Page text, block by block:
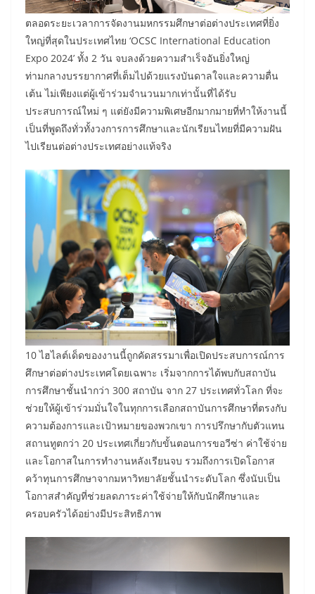
ตลอดระยะเวลาการจัดงานมหกรรมศึกษาต่อต่างประเทศที่ยิ่ง
ใหญ่ที่สุดในประเทศไทย ‘OCSC International Education
Expo 2024’ ทั้ง 2 วัน จบลงด้วยความสำเร็จอันยิ่งใหญ่
ท่ามกลางบรรยากาศที่เต็มไปด้วยแรงบันดาลใจและความตื่น
เต้น ไม่เพียงแต่ผู้เข้าร่วมจำนวนมากเท่านั้นที่ได้รับ
ประสบการณ์ใหม่ ๆ แต่ยังมีความพิเศษอีกมากมายที่ทำให้งานนี้
เป็นที่พูดถึงทั่วทั้งวงการการศึกษาและนักเรียนไทยที่มีความฝัน
ไปเรียนต่อต่างประเทศอย่างแท้จริง
10 ไฮไลต์เด็ดของงานนี้ถูกคัดสรรมาเพื่อเปิดประสบการณ์การ
ศึกษาต่อต่างประเทศโดยเฉพาะ เริ่มจากการได้พบกับสถาบัน
การศึกษาชั้นนำกว่า 300 สถาบัน จาก 27 ประเทศทั่วโลก ที่จะ
ช่วยให้ผู้เข้าร่วมมั่นใจในทุกการเลือกสถาบันการศึกษาที่ตรงกับ
ความต้องการและเป้าหมายของพวกเขา การปรึกษากับตัวแทน
สถานทูตกว่า 20 ประเทศเกี่ยวกับขั้นตอนการขอวีซ่า ค่าใช้จ่าย
และโอกาสในการทำงานหลังเรียนจบ รวมถึงการเปิดโอกาส
คว้าทุนการศึกษาจากมหาวิทยาลัยชั้นนำระดับโลก ซึ่งนับเป็น
โอกาสสำคัญที่ช่วยลดภาระค่าใช้จ่ายให้กับนักศึกษาและ
ครอบครัวได้อย่างมีประสิทธิภาพ